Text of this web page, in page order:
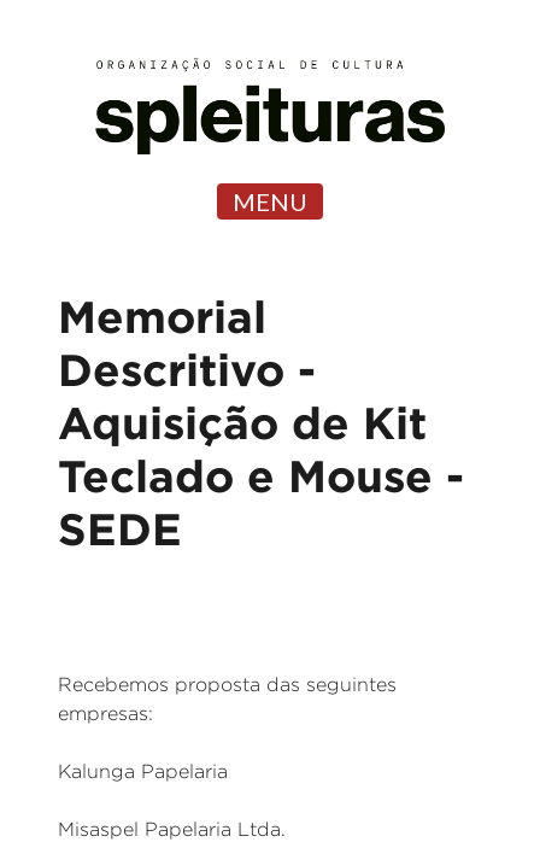
MENU
Memorial
Descritivo -
Aquisição de Kit
Teclado e Mouse -
SEDE
Recebemos proposta das seguintes
empresas:
Kalunga Papelaria
Misaspel Papelaria Ltda.